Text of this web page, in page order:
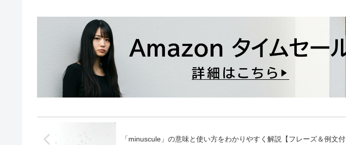
「minuscule」の意味と使い方をわかりやすく解説【フレーズ＆例文付